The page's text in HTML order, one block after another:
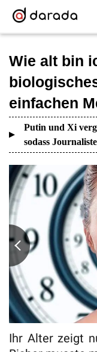
Wie alt bin
einfachen
Putin und Xi
sodass
Ihr Alter zeigt